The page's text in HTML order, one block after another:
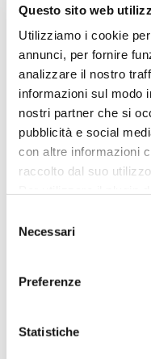
Questo sito web
Utilizziamo i cookie
annunci, per fornire
analizzare il nostro
informazioni sul modo
nostri partner che si
pubblicità e social
con altre informazioni
raccolto dal suo
Per ulteriori
delNecessari
Preferenze
Statistiche
Biglietti
Data:22 luglio
Orario:ore 21:00
Indirizzo:
della Repubblica
Pulp Live